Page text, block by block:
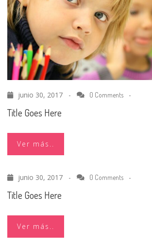
junio 30, 2017 - 0 Comments -
Title Goes Here
Ver más..
junio 30, 2017 - 0 Comments -
Title Goes Here
Ver más..